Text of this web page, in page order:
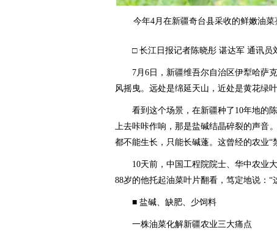
今年4月在新疆奇台县采收的鲜嫩油菜
□ 长江日报记者陈晓彤 谌达军 通讯员
7月6日，新疆维吾尔自治区伊犁哈萨
风摇曳。远处是绵延天山，近处是黄花绿
看到这个场景，在新疆种了10年地的
上去咔咔作响，那是盐碱结晶碎裂的声音
都不能生长，只能长碱蓬。这曾经的农业“
10天前，中国工程院院士、华中农业
88岁的他托起油菜叶片翻看，笃定地说：
■ 盐碱、缺肥、少饲料
一株油菜化解新疆农业三大痛点